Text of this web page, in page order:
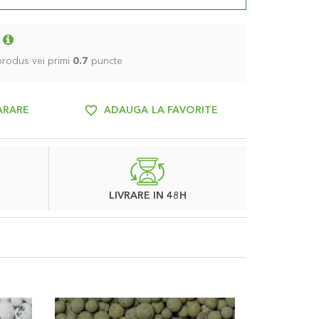
vei primi 0.7 puncte
ADAUGA LA FAVORITE
LIVRARE IN 48H